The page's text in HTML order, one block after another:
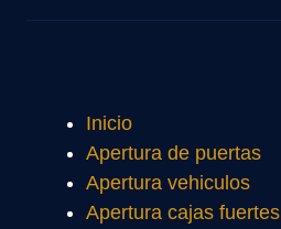
Inicio
Apertura de puertas
Apertura vehiculos
Apertura cajas fuertes